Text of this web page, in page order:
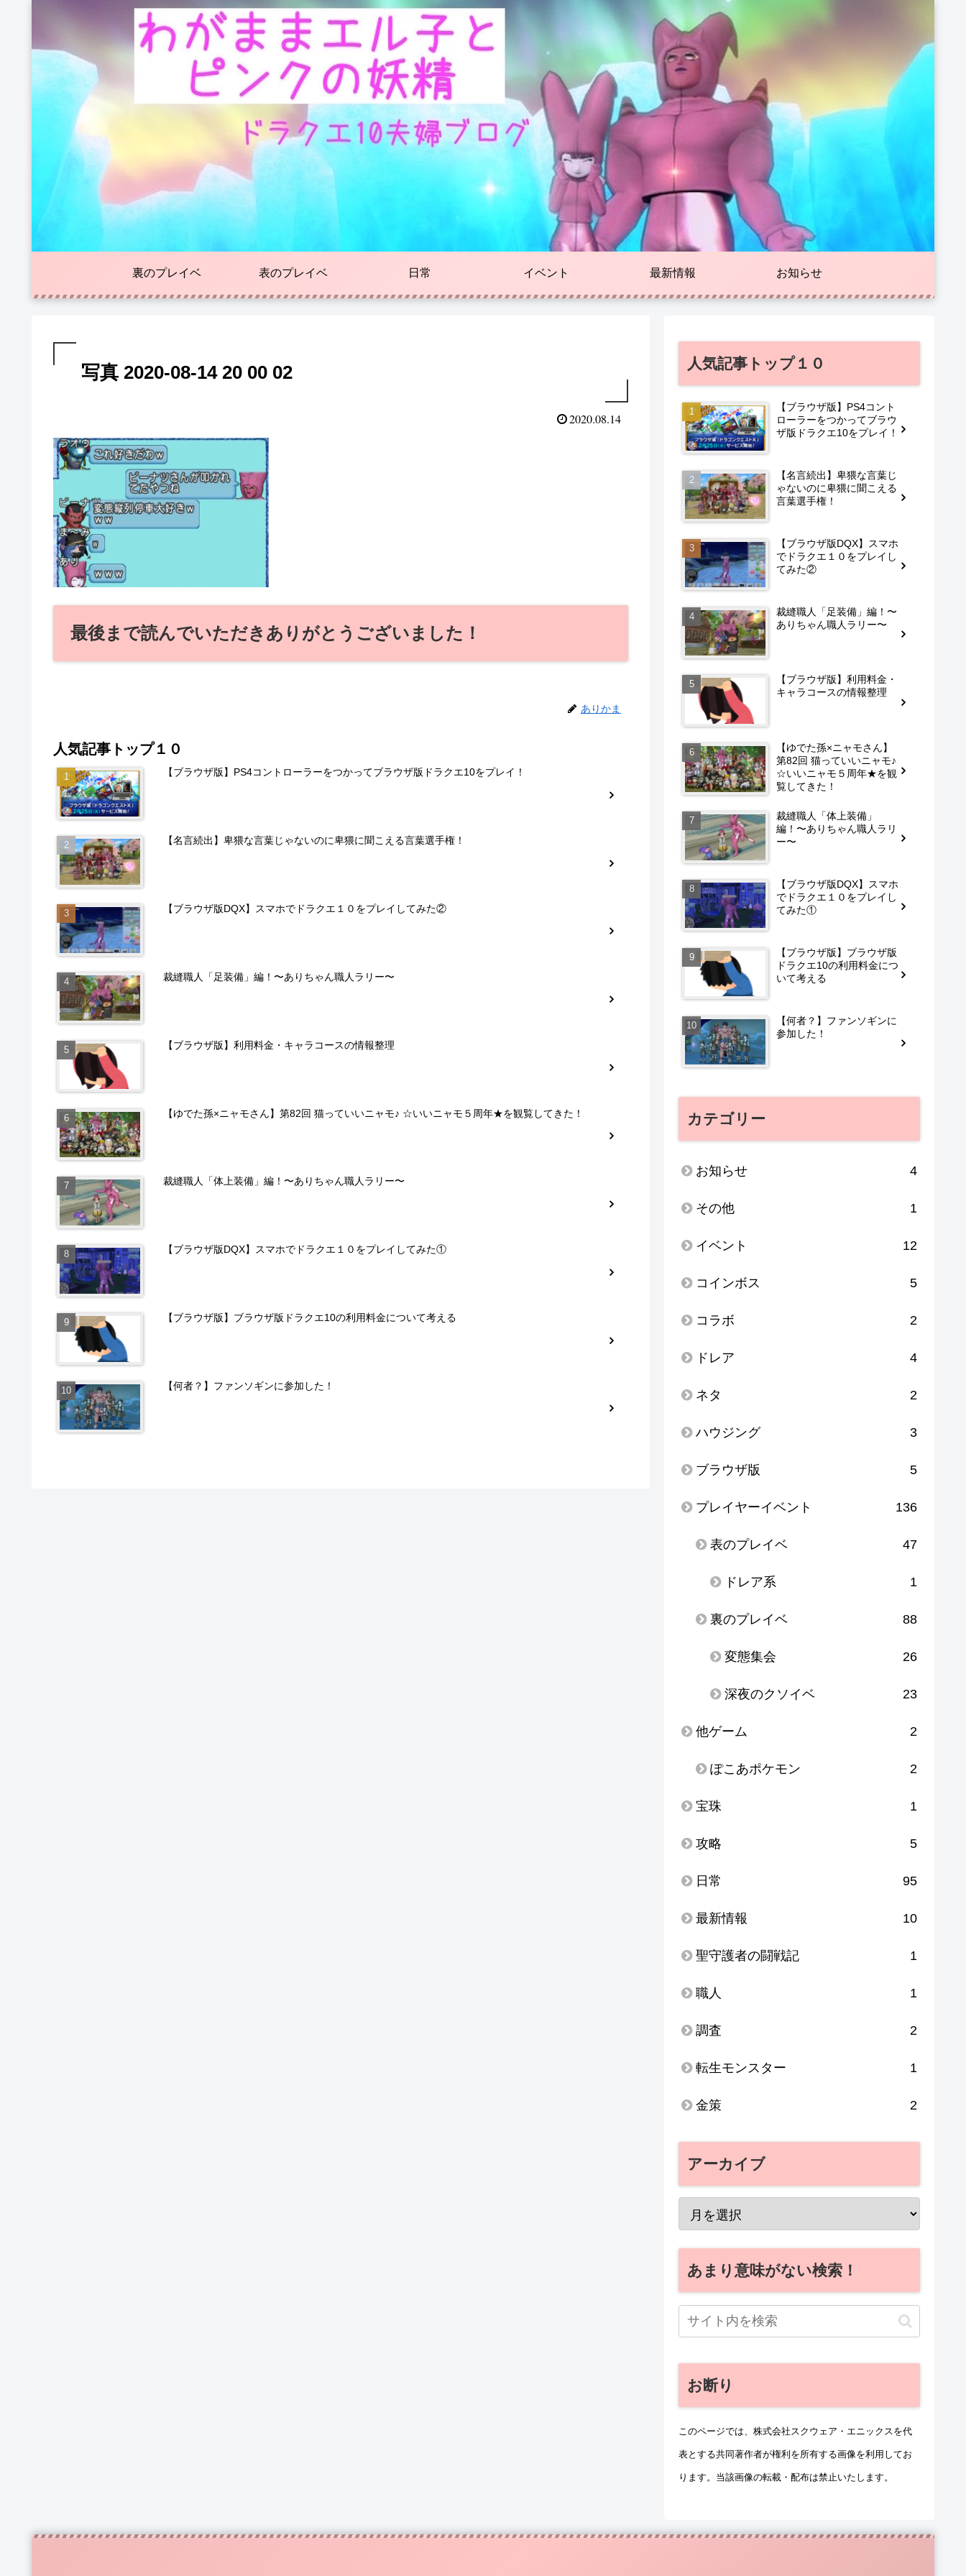
裏のプレイベ 表のプレイベ 日常 イベント 最新情報 お知らせ
写真 2020-08-14 20 00 02
2020.08.14
最後まで読んでいただきありがとうございました！
ありかま
人気記事トップ１０
【ブラウザ版】PS4コントローラーをつかってブラウザ版ドラクエ10をプレイ！
【名言続出】卑猥な言葉じゃないのに卑猥に聞こえる言葉選手権！
【ブラウザ版DQX】スマホでドラクエ１０をプレイしてみた②
裁縫職人「足装備」編！〜ありちゃん職人ラリー〜
【ブラウザ版】利用料金・キャラコースの情報整理
【ゆでた孫×ニャモさん】第82回 猫っていいニャモ♪ ☆いいニャモ５周年★を観覧してきた！
裁縫職人「体上装備」編！〜ありちゃん職人ラリー〜
【ブラウザ版DQX】スマホでドラクエ１０をプレイしてみた①
【ブラウザ版】ブラウザ版ドラクエ10の利用料金について考える
【何者？】ファンソギンに参加した！
人気記事トップ１０
【ブラウザ版】PS4コント
ローラーをつかってブラウ
ザ版ドラクエ10をプレイ！
【名言続出】卑猥な言葉じ
ゃないのに卑猥に聞こえる
言葉選手権！
【ブラウザ版DQX】スマホ
でドラクエ１０をプレイし
てみた②
裁縫職人「足装備」編！〜
ありちゃん職人ラリー〜
【ブラウザ版】利用料金・
キャラコースの情報整理
【ゆでた孫×ニャモさん】
第82回 猫っていいニャモ♪
☆いいニャモ５周年★を観
覧してきた！
裁縫職人「体上装備」
編！〜ありちゃん職人ラリ
ー〜
【ブラウザ版DQX】スマホ
でドラクエ１０をプレイし
てみた①
【ブラウザ版】ブラウザ版
ドラクエ10の利用料金につ
いて考える
【何者？】ファンソギンに
参加した！
カテゴリー
お知らせ 4
その他 1
イベント 12
コインボス 5
コラボ 2
ドレア 4
ネタ 2
ハウジング 3
ブラウザ版 5
プレイヤーイベント 136
表のプレイベ 47
ドレア系 1
裏のプレイベ 88
変態集会 26
深夜のクソイベ 23
他ゲーム 2
ぽこあポケモン 2
宝珠 1
攻略 5
日常 95
最新情報 10
聖守護者の闘戦記 1
職人 1
調査 2
転生モンスター 1
金策 2
アーカイブ
あまり意味がない検索！
お断り
このページでは、株式会社スクウェア・エニックスを代
表とする共同著作者が権利を所有する画像を利用してお
ります。当該画像の転載・配布は禁止いたします。